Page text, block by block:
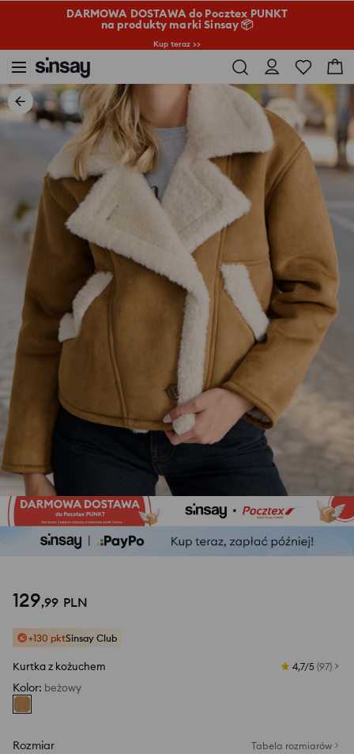
DARMOWA DOSTAWA do Pocztex PUNKT
na produkty marki Sinsay 📦
Kup teraz >>
Zobacz zdjęcia z opinii
/ 8
129,99 PLN
+130 pktSinsay Club
Kurtka z kożuchem 4,7/5 (97)
Kolor: beżowy
Rozmiar Tabela rozmiarów